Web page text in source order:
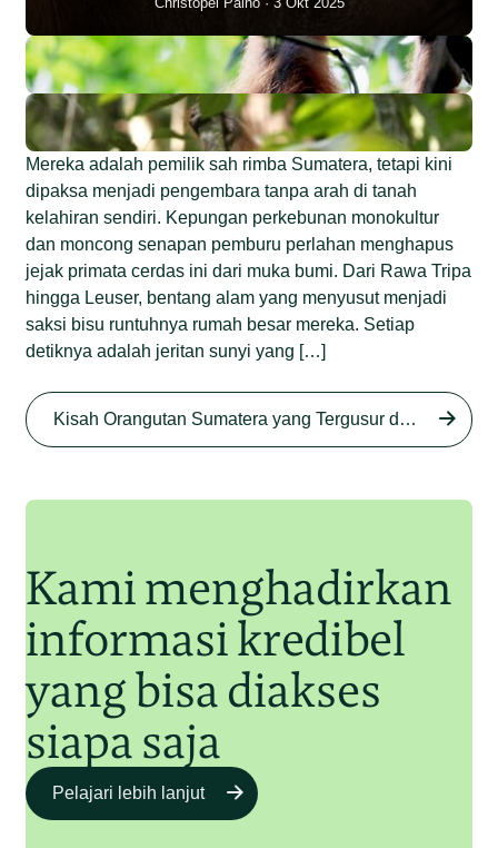
Sumatera di Rawa Tripa
Junaidi Hanafiah 27 Agu 2025
Begini Modus Perburuan
Mereka adalah pemilik sah rimba Sumatera, tetapi kini
dipaksa menjadi pengembara tanpa arah di tanah
kelahiran sendiri. Kepungan perkebunan monokultur
dan moncong senapan pemburu perlahan menghapus
jejak primata cerdas ini dari muka bumi. Dari Rawa Tripa
hingga Leuser, bentang alam yang menyusut menjadi
saksi bisu runtuhnya rumah besar mereka. Setiap
detiknya adalah jeritan sunyi yang […]
Kisah Orangutan Sumatera yang Tergusur dari Rumah Sendiri series
Kami menghadirkan
informasi kredibel
yang bisa diakses
siapa saja
Pelajari lebih lanjut